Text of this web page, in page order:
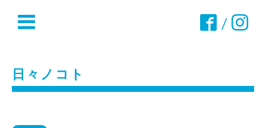
/
日々ノコト